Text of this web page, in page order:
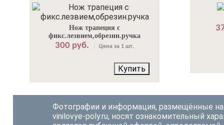
Нож трапеция с
фикс.лезвием,обрезин.ручка
300 руб. Цена за 1 шт.
Купить
Фотографии и информация, размещённые на
vinilovye-poly.ru, носят ознакомительный